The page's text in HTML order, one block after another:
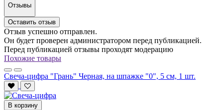
Отзывы
Оставить отзыв
Отзыв успешно отправлен.
Он будет проверен администратором перед публикацией.
Перед публикацией отзывы проходят модерацию
Похожие товары
Свеча-цифра "‎Грань" Черная, на шпажке "0", 5 см, 1 шт.
В корзину